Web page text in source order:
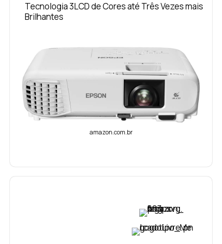
Tecnologia 3LCD de Cores até Três Vezes mais
Brilhantes
amazon.com.br